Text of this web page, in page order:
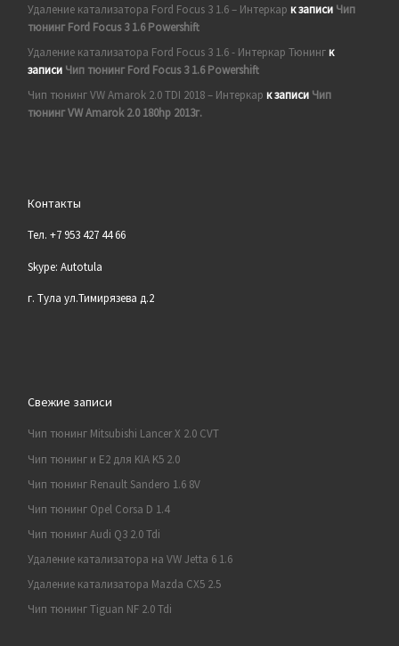
Удаление катализатора Ford Focus 3 1.6 – Интеркар к записи Чип
тюнинг Ford Focus 3 1.6 Powershift
Удаление катализатора Ford Focus 3 1.6 - Интеркар Тюнингк
записи Чип тюнинг Ford Focus 3 1.6 Powershift
Чип тюнинг VW Amarok 2.0 TDI 2018 – Интеркар к записи Чип
тюнинг VW Amarok 2.0 180hp 2013г.
Контакты
Тел. +7 953 427 44 66
Skype: Autotula
г. Тула ул.Тимирязева д.2
Свежие записи
Чип тюнинг Mitsubishi Lancer X 2.0 CVT
Чип тюнинг и E2 для KIA K5 2.0
Чип тюнинг Renault Sandero 1.6 8V
Чип тюнинг Opel Corsa D 1.4
Чип тюнинг Audi Q3 2.0 Tdi
Удаление катализатора на VW Jetta 6 1.6
Удаление катализатора Mazda CX5 2.5
Чип тюнинг Tiguan NF 2.0 Tdi